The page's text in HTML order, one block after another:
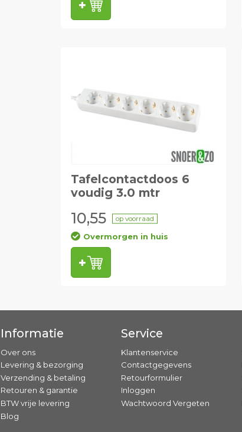
Tafelcontactdoos 6
voudig 3.0 mtr
10,55 op voorraad
Overmorgen in huis
Informatie
Over ons
Levering & bezorging
Verzending & betaling
Retouren & garantie
BTW vrije levering
Blog
Service
Klantenservice
Contactgegevens
Retourformulier
Inloggen
Wachtwoord Vergeten